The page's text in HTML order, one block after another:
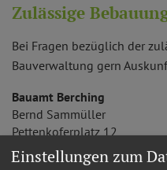
Zulässige
Bei Fragen bezüglich der
Bauverwaltung gern
Bauamt Berching
Bernd Sammüller
Pettenkoferplatz 12
Zimmer-Nr.: 21
92334 Berching
Einstellungen zum